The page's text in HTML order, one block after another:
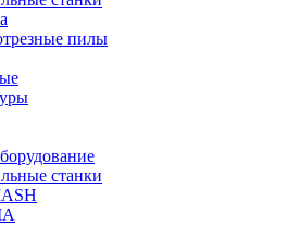
пилы
станки